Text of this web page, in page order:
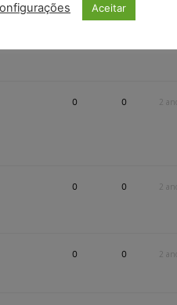
0
0 0 2
0 0 2
0 0 2
Aceitar